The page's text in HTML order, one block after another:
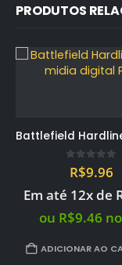
PRODUTOS
0out of
R$9.96
Em até 12x de
ou R$9.46
ADICIONAR AO